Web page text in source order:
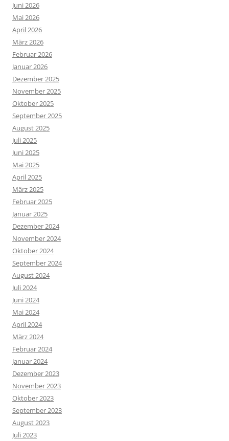
Juni 2026
Mai 2026
April 2026
März 2026
Februar 2026
Januar 2026
Dezember 2025
November 2025
Oktober 2025
September 2025
August 2025
Juli 2025
Juni 2025
Mai 2025
April 2025
März 2025
Februar 2025
Januar 2025
Dezember 2024
November 2024
Oktober 2024
September 2024
August 2024
Juli 2024
Juni 2024
Mai 2024
April 2024
März 2024
Februar 2024
Januar 2024
Dezember 2023
November 2023
Oktober 2023
September 2023
August 2023
Juli 2023